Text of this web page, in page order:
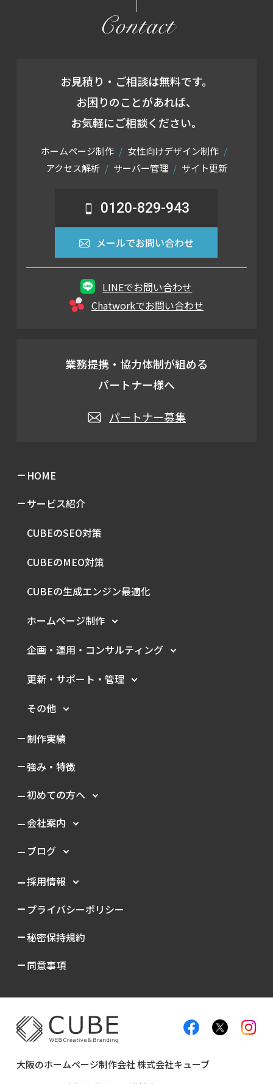
Contact
お見積り・ご相談は無料です。
お困りのことがあれば、
お気軽にご相談ください。
ホームページ制作
女性向けデザイン制作
アクセス解析
サーバー管理 サイト更新
0120-829-943
メールでお問い合わせ
LINEでお問い合わせ
Chatworkでお問い合わせ
業務提携・協力体制が組める
パートナー様へ
パートナー募集
HOME
サービス紹介
CUBEのSEO対策
CUBEのMEO対策
CUBEの生成エンジン最適化
ホームページ制作
企画・運用・ コンサルティング
更新・サポート・管理
その他
制作実績
強み・特徴
初めての方へ
会社案内
ブログ
採用情報
プライバシーポリシー
秘密保持規約
同意事項
大阪のホームページ制作会社 株式会社キューブ